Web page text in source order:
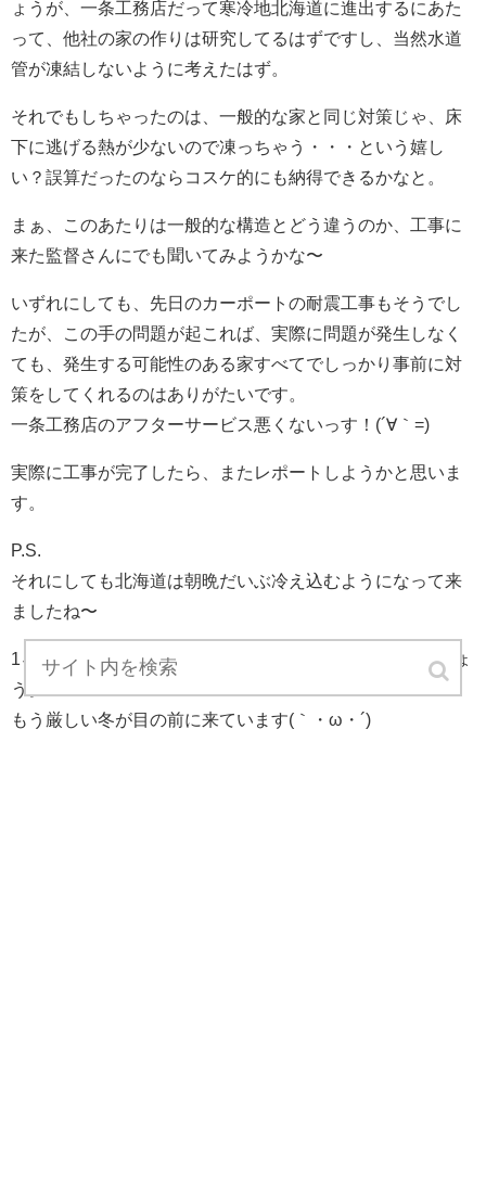
ょうが、一条工務店だって寒冷地北海道に進出するにあた
って、他社の家の作りは研究してるはずですし、当然水道
管が凍結しないように考えたはず。
それでもしちゃったのは、一般的な家と同じ対策じゃ、床
下に逃げる熱が少ないので凍っちゃう・・・という嬉し
い？誤算だったのならコスケ的にも納得できるかなと。
まぁ、このあたりは一般的な構造とどう違うのか、工事に
来た監督さんにでも聞いてみようかな〜
いずれにしても、先日のカーポートの耐震工事もそうでし
たが、この手の問題が起これば、実際に問題が発生しなく
ても、発生する可能性のある家すべてでしっかり事前に対
策をしてくれるのはありがたいです。
一条工務店のアフターサービス悪くないっす！(´∀｀=)
実際に工事が完了したら、またレポートしようかと思いま
す。
P.S.
それにしても北海道は朝晩だいぶ冷え込むようになって来
ましたね〜
1ヶ月後には寒さに耐えかねて暖房スタートって感じでしょ
う。
もう厳しい冬が目の前に来ています(｀・ω・´)